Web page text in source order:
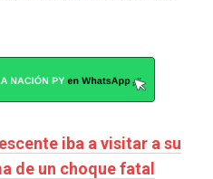
iba a visitar a su
de un choque fatal